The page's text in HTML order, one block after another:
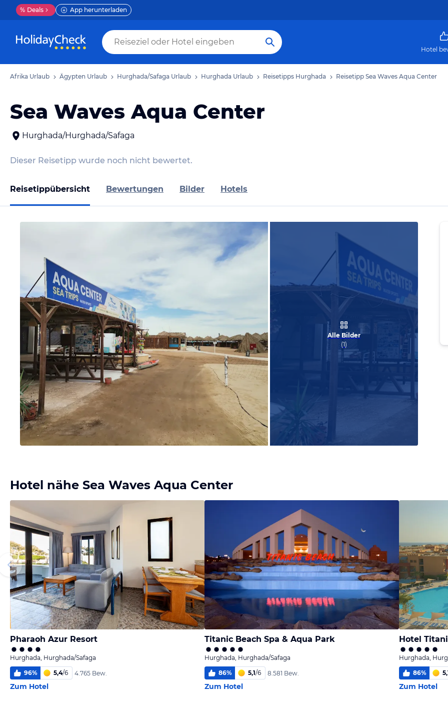
% Deals App herunterladen
Hotel
Afrika Urlaub Ägypten Urlaub Hurghada/Safaga Urlaub Hurghada Urlaub Reisetipps Hurghada Reisetipp Sea Waves Aqua Center
Sea Waves Aqua Center
Hurghada/Hurghada/Safaga
Dieser Reisetipp wurde noch nicht bewertet.
Reisetippübersicht Bewertungen Bilder Hotels
Alle Bilder
(1)
Hotel nähe Sea Waves Aqua Center
Pharaoh Azur Resort
Hurghada, Hurghada/Safaga
96% 5,4/6 4.765 Bew.
Zum Hotel
Titanic Beach Spa & Aqua Park
Hurghada, Hurghada/Safaga
86% 5,1/6 8.581 Bew.
Zum Hotel
Hotel
Hurghada,
86%
Zum Hotel